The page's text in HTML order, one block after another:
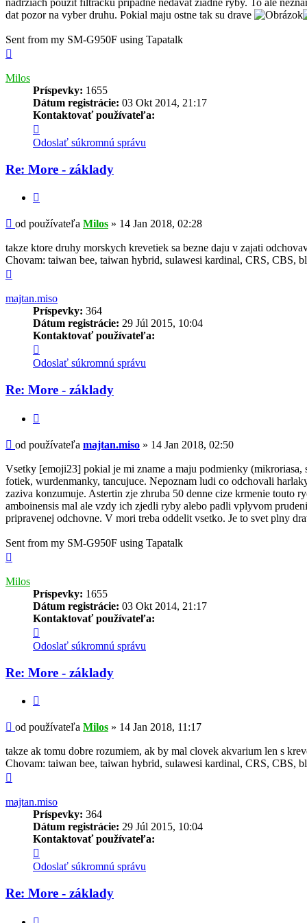
nadrziach pouzit filtracku pripadne nedavat ziadne ryby. To ale
dat pozor na vyber druhu. Pokial maju ostne tak su drave
Sent from my SM-G950F using Tapatalk
Milos
Príspevky: 1655
Dátum registrácie: 03 Okt 2014, 21:17
Kontaktovať používateľa:
informácie
používateľa
-
Milos
Odoslať súkromnú správu
Re: More - základy
Príspevok
od používateľa Milos » 14 Jan 2018, 02:28
takze ktore druhy morskych krevetiek sa bezne daju v zajati
Chovam: taiwan bee, taiwan hybrid, sulawesi kardinal, CRS, CBS,
majtan.miso
Príspevky: 364
Dátum registrácie: 29 Júl 2015, 10:04
Kontaktovať používateľa:
informácie
používateľa
-
majtan.miso
Odoslať súkromnú správu
Re: More - základy
Príspevok
od používateľa majtan.miso » 14 Jan 2018, 02:50
Vsetky [emoji23] pokial je mi zname a maju podmienky
fotiek, wurdenmanky, tancujuce. Nepoznam ludi co odchovali
zaziva konzumuje. Astertin zje zhruba 50 denne cize krmenie touto
amboinensis mal ale vzdy ich zjedli ryby alebo padli vplyvom
pripravenej odchovne. V mori treba oddelit vsetko. Je to svet plny
Sent from my SM-G950F using Tapatalk
Milos
Príspevky: 1655
Dátum registrácie: 03 Okt 2014, 21:17
Kontaktovať používateľa:
informácie
používateľa
-
Milos
Odoslať súkromnú správu
Re: More - základy
Príspevok
od používateľa Milos » 14 Jan 2018, 11:17
takze ak tomu dobre rozumiem, ak by mal clovek akvarium len s
Chovam: taiwan bee, taiwan hybrid, sulawesi kardinal, CRS, CBS,
majtan.miso
Príspevky: 364
Dátum registrácie: 29 Júl 2015, 10:04
Kontaktovať používateľa:
informácie
používateľa
-
majtan.miso
Odoslať súkromnú správu
Re: More - základy